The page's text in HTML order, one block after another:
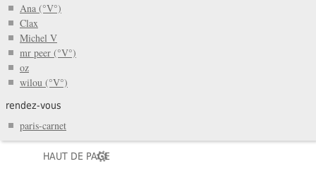
Ana (°V°)
Clax
Michel V
mr peer (°V°)
oz
wilou (°V°)
rendez-vous
paris-carnet
HAUT DE PAGE